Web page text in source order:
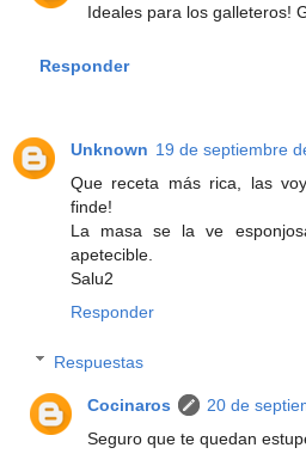
Ideales para los galleteros!
Responder
Unknown 19 de septiembre
Que receta más rica, las
finde!
La masa se la ve
apetecible.
Salu2
Responder
Respuestas
Cocinaros
20 de
Seguro que te quedan